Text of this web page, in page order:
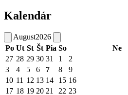
Kalendár
August2026
Po Ut St Št Pia So
Ne
27 28 29 30 31 1
2
3
4 5 6 7 8
9
10 11 12 13 14 15 16
17 18 19 20 21 22 23